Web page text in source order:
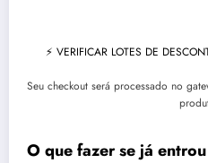
⚡ VERIFICAR LOTES DE
Seu checkout será processado no
O que fazer se já